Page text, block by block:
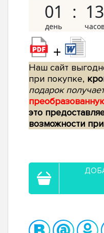
01 13
+
Наш сайт
при покупке,
подарок
это
возможности